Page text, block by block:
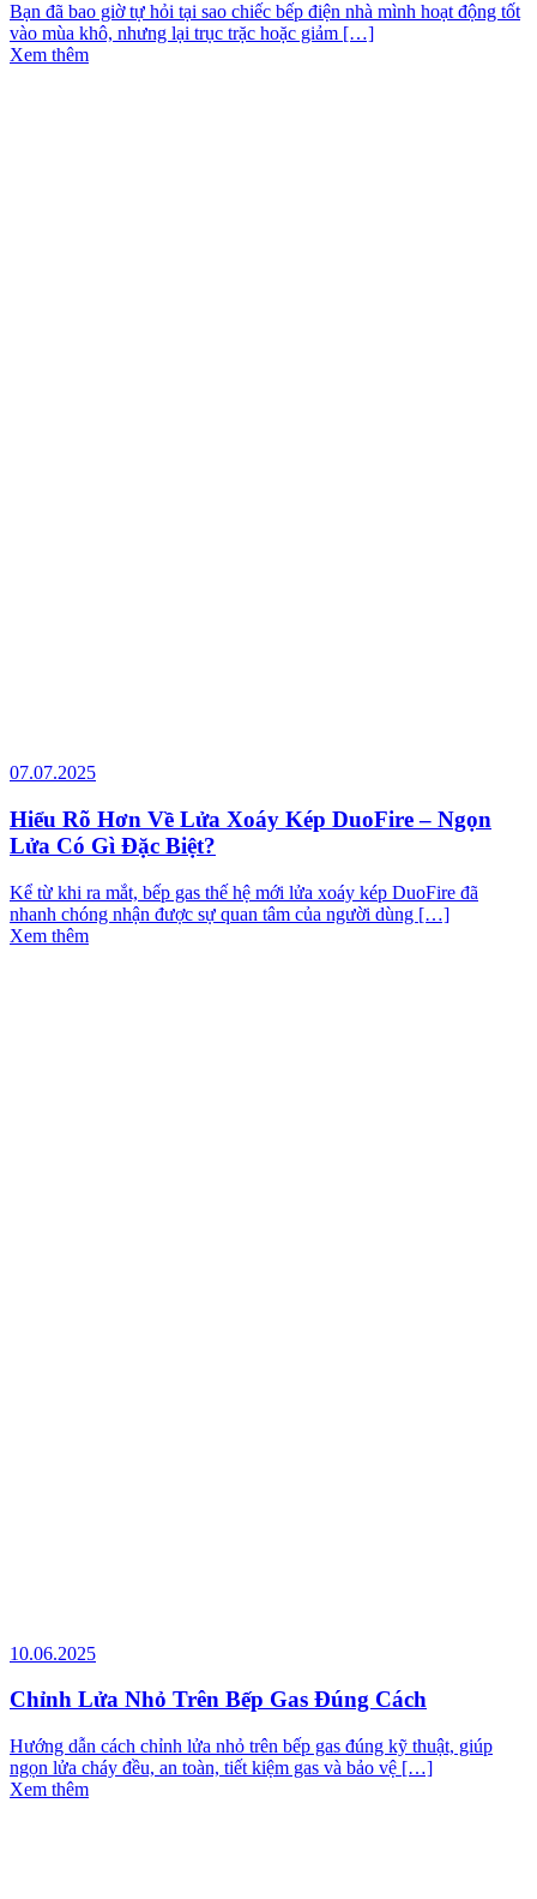
Bạn đã bao giờ tự hỏi tại sao chiếc bếp điện nhà mình hoạt động tốt
vào mùa khô, nhưng lại trục trặc hoặc giảm […]
Xem thêm
07.07.2025
Hiểu Rõ Hơn Về Lửa Xoáy Kép DuoFire – Ngọn
Lửa Có Gì Đặc Biệt?
Kể từ khi ra mắt, bếp gas thế hệ mới lửa xoáy kép DuoFire đã
nhanh chóng nhận được sự quan tâm của người dùng […]
Xem thêm
10.06.2025
Chỉnh Lửa Nhỏ Trên Bếp Gas Đúng Cách
Hướng dẫn cách chỉnh lửa nhỏ trên bếp gas đúng kỹ thuật, giúp
ngọn lửa cháy đều, an toàn, tiết kiệm gas và bảo vệ […]
Xem thêm